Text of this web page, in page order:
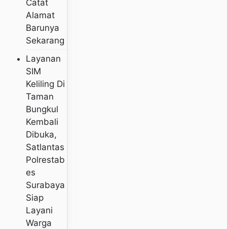
Catat
Alamat
Barunya
Sekarang
Layanan
SIM
Keliling Di
Taman
Bungkul
Kembali
Dibuka,
Satlantas
Polrestab
Es
Surabaya
Siap
Layani
Warga